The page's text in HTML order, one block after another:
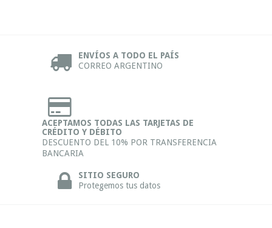
ENVÍOS A TODO EL PAÍS
CORREO ARGENTINO
ACEPTAMOS TODAS LAS TARJETAS DE
CRÉDITO Y DÉBITO
DESCUENTO DEL 10% POR TRANSFERENCIA
BANCARIA
SITIO SEGURO
Protegemos tus datos